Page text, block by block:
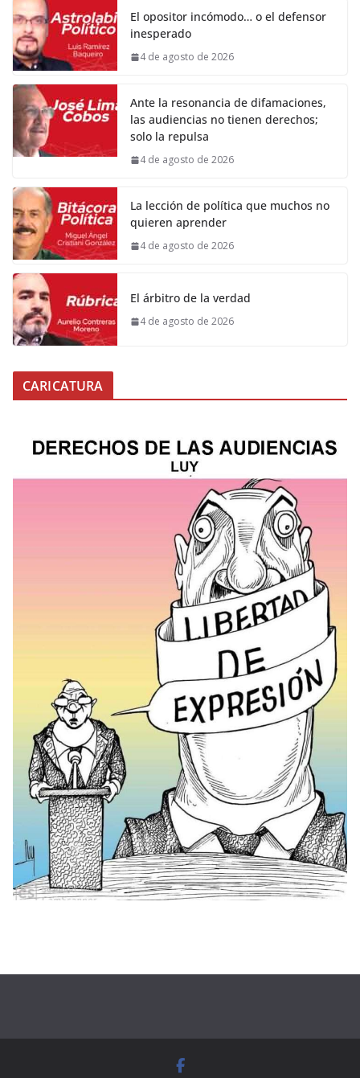
El opositor incómodo… o el defensor
inesperado
4 de agosto de 2026
Ante la resonancia de difamaciones,
las audiencias no tienen derechos;
solo la repulsa
4 de agosto de 2026
La lección de política que muchos no
quieren aprender
4 de agosto de 2026
El árbitro de la verdad
4 de agosto de 2026
CARICATURA